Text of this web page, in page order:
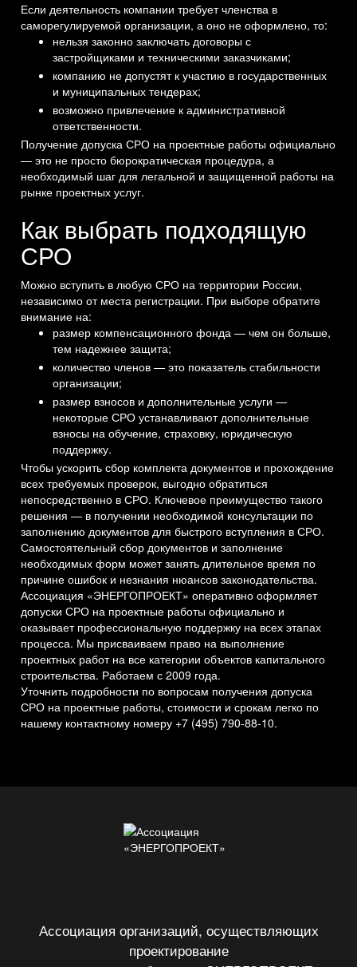
Если деятельность компании требует членства в
саморегулируемой организации, а оно не оформлено, то:
нельзя законно заключать договоры с
застройщиками и техническими заказчиками;
компанию не допустят к участию в государственных
и муниципальных тендерах;
возможно привлечение к административной
ответственности.
Получение допуска СРО на проектные работы официально
— это не просто бюрократическая процедура, а
необходимый шаг для легальной и защищенной работы на
рынке проектных услуг.
Как выбрать подходящую
СРО
Можно вступить в любую СРО на территории России,
независимо от места регистрации. При выборе обратите
внимание на:
размер компенсационного фонда — чем он больше,
тем надежнее защита;
количество членов — это показатель стабильности
организации;
размер взносов и дополнительные услуги —
некоторые СРО устанавливают дополнительные
взносы на обучение, страховку, юридическую
поддержку.
Чтобы ускорить сбор комплекта документов и прохождение
всех требуемых проверок, выгодно обратиться
непосредственно в СРО. Ключевое преимущество такого
решения — в получении необходимой консультации по
заполнению документов для быстрого вступления в СРО.
Самостоятельный сбор документов и заполнение
необходимых форм может занять длительное время по
причине ошибок и незнания нюансов законодательства.
Ассоциация «ЭНЕРГОПРОЕКТ» оперативно оформляет
допуски СРО на проектные работы официально и
оказывает профессиональную поддержку на всех этапах
процесса. Мы присваиваем право на выполнение
проектных работ на все категории объектов капитального
строительства. Работаем с 2009 года.
Уточнить подробности по вопросам получения допуска
СРО на проектные работы, стоимости и срокам легко по
нашему контактному номеру +7 (495) 790-88-10.
Ассоциация организаций, осуществляющих
проектирование